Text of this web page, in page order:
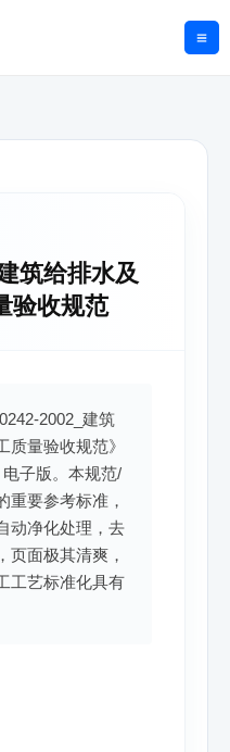
筑给排水及
验收规范
2002_建筑
质量验收规范》
子版。本规范/
重要参考标准，
动净化处理，去
页面极其清爽，
工艺标准化具有